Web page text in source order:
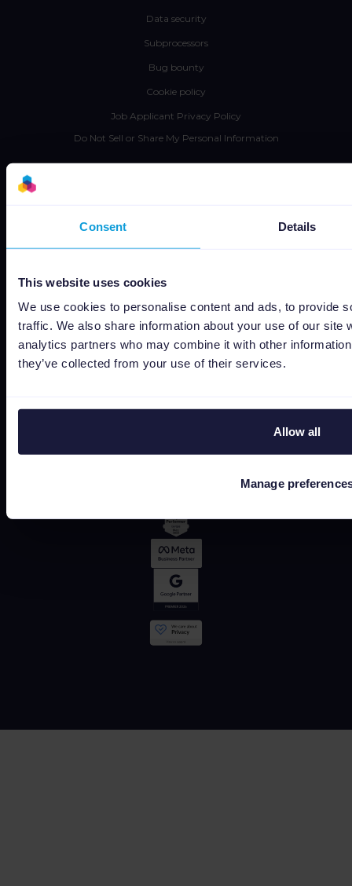
Consent Details
This website uses cookies
We use cookies to personalise content and ads, to provide
traffic. We also share information about your use of our site
analytics partners who may combine it with other
they’ve collected from your use of their services.
Allow all
Manage
Data security
Subprocessors
Bug bounty
Cookie policy
Job Applicant Privacy Policy
Do Not Sell or Share My Personal Information
Google